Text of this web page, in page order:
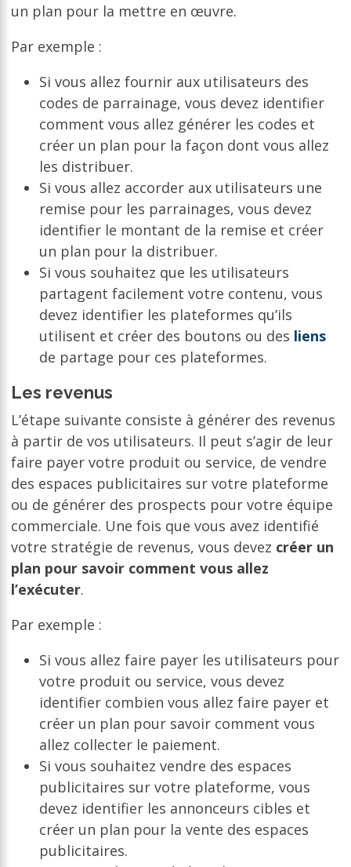
un plan pour la mettre en œuvre.
Par exemple :
Si vous allez fournir aux utilisateurs des
codes de parrainage, vous devez identifier
comment vous allez générer les codes et
créer un plan pour la façon dont vous allez
les distribuer.
Si vous allez accorder aux utilisateurs une
remise pour les parrainages, vous devez
identifier le montant de la remise et créer
un plan pour la distribuer.
Si vous souhaitez que les utilisateurs
partagent facilement votre contenu, vous
devez identifier les plateformes qu’ils
utilisent et créer des boutons ou des liens
de partage pour ces plateformes.
Les revenus
L’étape suivante consiste à générer des revenus
à partir de vos utilisateurs. Il peut s’agir de leur
faire payer votre produit ou service, de vendre
des espaces publicitaires sur votre plateforme
ou de générer des prospects pour votre équipe
commerciale. Une fois que vous avez identifié
votre stratégie de revenus, vous devez créer un
plan pour savoir comment vous allez
l’exécuter.
Par exemple :
Si vous allez faire payer les utilisateurs pour
votre produit ou service, vous devez
identifier combien vous allez faire payer et
créer un plan pour savoir comment vous
allez collecter le paiement.
Si vous souhaitez vendre des espaces
publicitaires sur votre plateforme, vous
devez identifier les annonceurs cibles et
créer un plan pour la vente des espaces
publicitaires.